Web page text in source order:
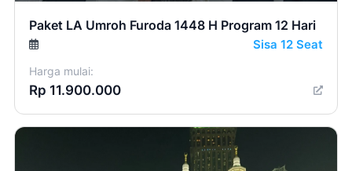
Paket LA Umroh Furoda 1448 H Program 12 Hari
Sisa 12 Seat
Harga mulai:
Rp 11.900.000